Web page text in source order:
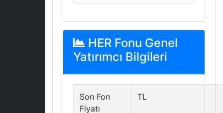
HER Fonu Genel
Yatırımcı Bilgileri
Son Fon
Fiyatı
TL